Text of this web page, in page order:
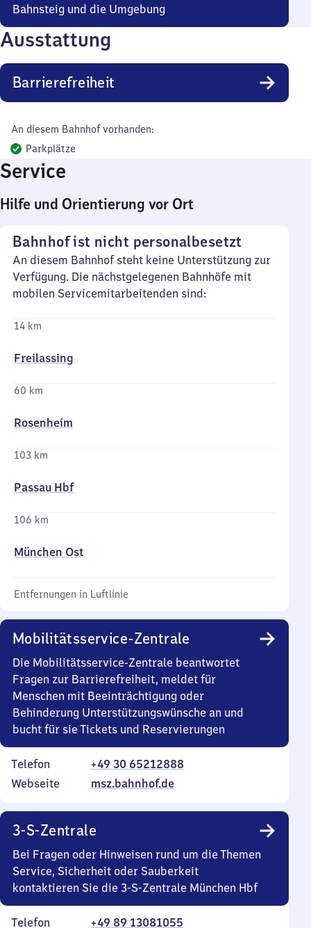
Bahnsteig und die Umgebung
Ausstattung
Barrierefreiheit
An diesem Bahnhof vorhanden:
Parkplätze
Service
Hilfe und Orientierung vor Ort
Bahnhof ist nicht personalbesetzt
An diesem Bahnhof steht keine Unterstützung zur
Verfügung. Die nächstgelegenen Bahnhöfe mit
mobilen Servicemitarbeitenden sind:
14 km
Freilassing
60 km
Rosenheim
103 km
Passau Hbf
106 km
München Ost
Entfernungen in Luftlinie
Mobilitätsservice-Zentrale
Die Mobilitätsservice-Zentrale beantwortet
Fragen zur Barrierefreiheit, meldet für
Menschen mit Beeinträchtigung oder
Behinderung Unterstützungswünsche an und
bucht für sie Tickets und Reservierungen
Telefon
+49 30 65212888
Webseite
msz.bahnhof.de
3-S-Zentrale
Bei Fragen oder Hinweisen rund um die Themen
Service, Sicherheit oder Sauberkeit
kontaktieren Sie die 3-S-Zentrale München Hbf
Telefon +49 89 13081055